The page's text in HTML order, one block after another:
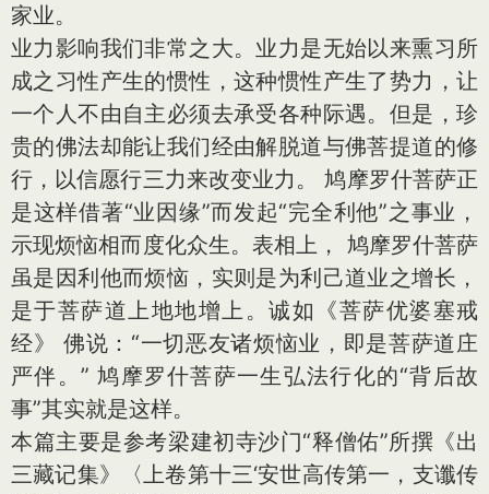
家业。
业力影响我们非常之大。业力是无始以来熏习所
成之习性产生的惯性，这种惯性产生了势力，让
一个人不由自主必须去承受各种际遇。但是，珍
贵的佛法却能让我们经由解脱道与佛菩提道的修
行，以信愿行三力来改变业力。 鸠摩罗什菩萨正
是这样借著“业因缘”而发起“完全利他”之事业，
示现烦恼相而度化众生。表相上， 鸠摩罗什菩萨
虽是因利他而烦恼，实则是为利己道业之增长，
是于菩萨道上地地增上。诚如《菩萨优婆塞戒
经》 佛说：“一切恶友诸烦恼业，即是菩萨道庄
严伴。” 鸠摩罗什菩萨一生弘法行化的“背后故
事”其实就是这样。
本篇主要是参考梁建初寺沙门“释僧佑”所撰《出
三藏记集》〈上卷第十三‘安世高传第一，支谶传